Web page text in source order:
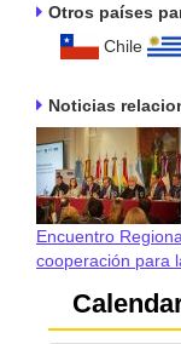
Otros países
Chile
Noticias
Encuentro
cooperación para